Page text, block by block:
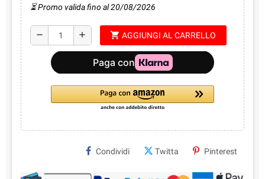
⏳ Promo valida fino al 20/08/2026
remove add shopping_cart AGGIUNGI AL CARRELLO
Condividi Twitta Pinterest